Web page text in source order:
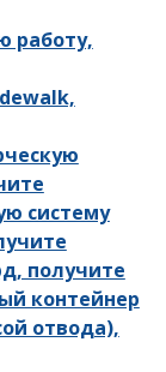
работу,
систему
получите
контейнер
отвода),